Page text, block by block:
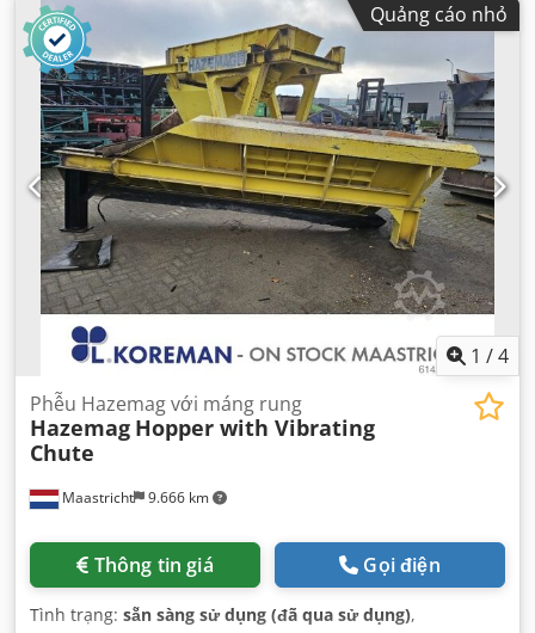
Quảng cáo nhỏ
1 /4
Maastricht 9.666 km
Phễu Hazemag với máng rung
Hazemag Hopper with Vibrating
Chute
Thông tin giá Gọi điện
Tình trạng: sẵn sàng sử dụng (đã qua sử dụng),